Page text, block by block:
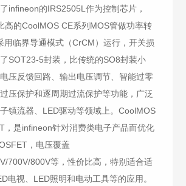
infineon的IRS2505L作为控制芯片，
高的CoolMOS CE系列MOS管做功率转
用临界导通模式（CrCM）运行，开关损
SOT23-5封装，比传统的SO8封装小
压反馈回路、输出电压调节、智能过零
压保护和逐周期过流保护等功能，广泛
镇流器、LED驱动等领域上。CoolMOS
，是infineon针对消费类电子产品而优化
，电压覆盖
700V/800V等，性价比高，特别适合适
电视、LED照明和电动工具等的应用。